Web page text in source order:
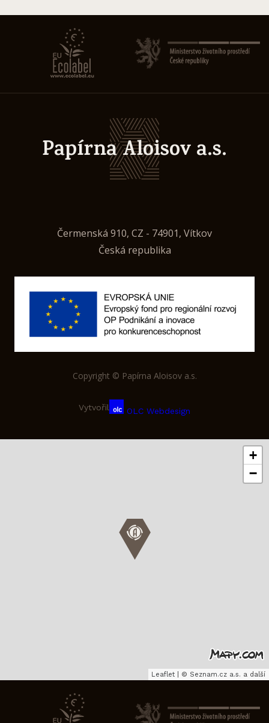
Papírna Aloisov a.s.
Čermenská 910, CZ - 74901, Vítkov
Česká republika
Copyright © Papírna Aloisov a.s.
Vytvořil OLC Webdesign
+
−
Leaflet © Seznam.cz a.s. a další